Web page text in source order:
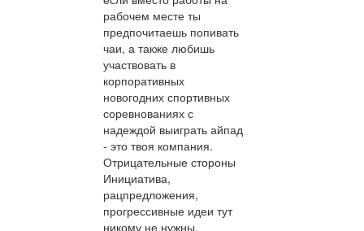
рабочем месте ты
предпочитаешь попивать
чаи, а также любишь
участвовать в
корпоративных
новогодних спортивных
соревнованиях с
надеждой выиграть айпад
- это твоя компания.
Отрицательные стороны
Инициатива,
рацпредложения,
прогрессивные идеи тут
никому не нужны,